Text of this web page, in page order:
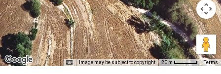
Image may be subject to copyright 20 m Terms